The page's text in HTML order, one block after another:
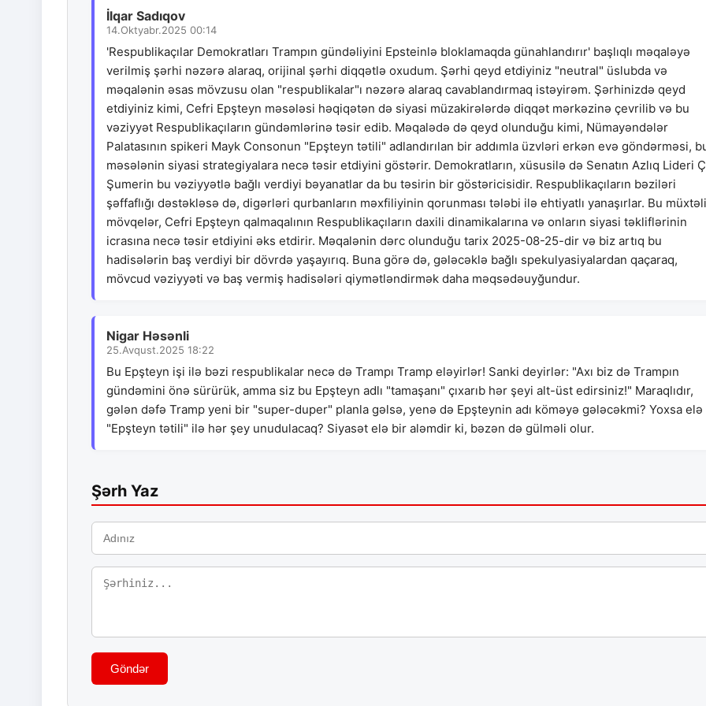
İlqar Sadıqov
14.Oktyabr.2025 00:14
'Respublikaçılar Demokratları Trampın gündəliyini Epsteinlə bloklamaqda günahlandırır' başlıqlı məqaləyə
verilmiş şərhi nəzərə alaraq, orijinal şərhi diqqətlə oxudum. Şərhi qeyd etdiyiniz "neutral" üslubda və
məqalənin əsas mövzusu olan "respublikalar"ı nəzərə alaraq cavablandırmaq istəyirəm. Şərhinizdə qeyd
etdiyiniz kimi, Cefri Epşteyn məsələsi həqiqətən də siyasi müzakirələrdə diqqət mərkəzinə çevrilib və bu
vəziyyət Respublikaçıların gündəmlərinə təsir edib. Məqalədə də qeyd olunduğu kimi, Nümayəndələr
Palatasının spikeri Mayk Consonun "Epşteyn tətili" adlandırılan bir addımla üzvləri erkən evə göndərməsi,
məsələnin siyasi strategiyalara necə təsir etdiyini göstərir. Demokratların, xüsusilə də Senatın Azlıq Lideri
Şumerin bu vəziyyətlə bağlı verdiyi bəyanatlar da bu təsirin bir göstəricisidir. Respublikaçıların bəziləri
şəffaflığı dəstəkləsə də, digərləri qurbanların məxfiliyinin qorunması tələbi ilə ehtiyatlı yanaşırlar. Bu
mövqelər, Cefri Epşteyn qalmaqalının Respublikaçıların daxili dinamikalarına və onların siyasi təkliflərinin
icrasına necə təsir etdiyini əks etdirir. Məqalənin dərc olunduğu tarix 2025-08-25-dir və biz artıq bu
hadisələrin baş verdiyi bir dövrdə yaşayırıq. Buna görə də, gələcəklə bağlı spekulyasiyalardan qaçaraq,
mövcud vəziyyəti və baş vermiş hadisələri qiymətləndirmək daha məqsədəuyğundur.
Nigar Həsənli
25.Avqust.2025 18:22
Bu Epşteyn işi ilə bəzi respublikalar necə də Trampı Tramp eləyirlər! Sanki deyirlər: "Axı biz də Trampın
gündəmini önə sürürük, amma siz bu Epşteyn adlı "tamaşanı" çıxarıb hər şeyi alt-üst edirsiniz!" Maraqlıdır,
gələn dəfə Tramp yeni bir "super-duper" planla gəlsə, yenə də Epşteynin adı köməyə gələcəkmi? Yoxsa elə
"Epşteyn tətili" ilə hər şey unudulacaq? Siyasət elə bir aləmdir ki, bəzən də gülməli olur.
Şərh Yaz
Göndər